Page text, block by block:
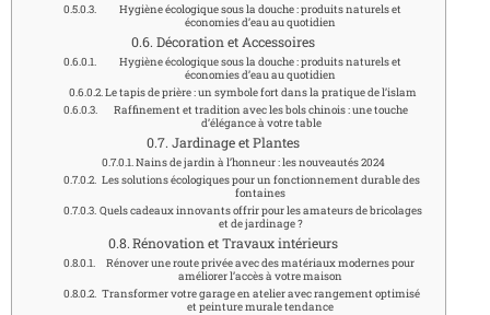
Hygiène écologique sous la douche : produits naturels et
économies d’eau au quotidien
Décoration et Accessoires
Hygiène écologique sous la douche : produits naturels et
économies d’eau au quotidien
Le tapis de prière : un symbole fort dans la pratique de l’islam
Raffinement et tradition avec les bols chinois : une touche
d’élégance à votre table
Jardinage et Plantes
Nains de jardin à l’honneur : les nouveautés 2024
Les solutions écologiques pour un fonctionnement durable des
fontaines
Quels cadeaux innovants offrir pour les amateurs de bricolages
et de jardinage ?
Rénovation et Travaux intérieurs
Rénover une route privée avec des matériaux modernes pour
améliorer l’accès à votre maison
Transformer votre garage en atelier avec rangement optimisé
et peinture murale tendance